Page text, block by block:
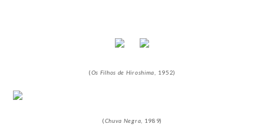
(Os Filhos de Hiroshima, 1952)
(Chuva Negra, 1989)